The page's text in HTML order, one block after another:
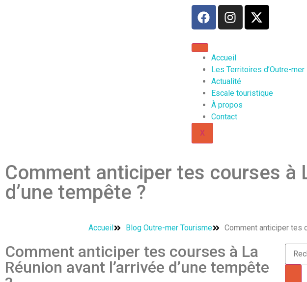
Accueil
Les Territoires d’Outre-mer
Actualité
Escale touristique
À propos
Contact
X
Comment anticiper tes courses à
d’une tempête ?
Accueil Blog Outre-mer Tourisme Comment anticiper tes
Comment anticiper tes courses à La
Réunion avant l’arrivée d’une tempête